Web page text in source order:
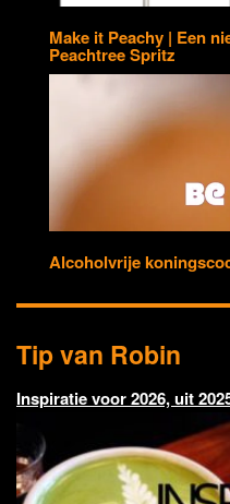
Make it Peachy | Een
Peachtree Spritz
Alcoholvrije
Tip van Robin
Inspiratie voor 2026, uit